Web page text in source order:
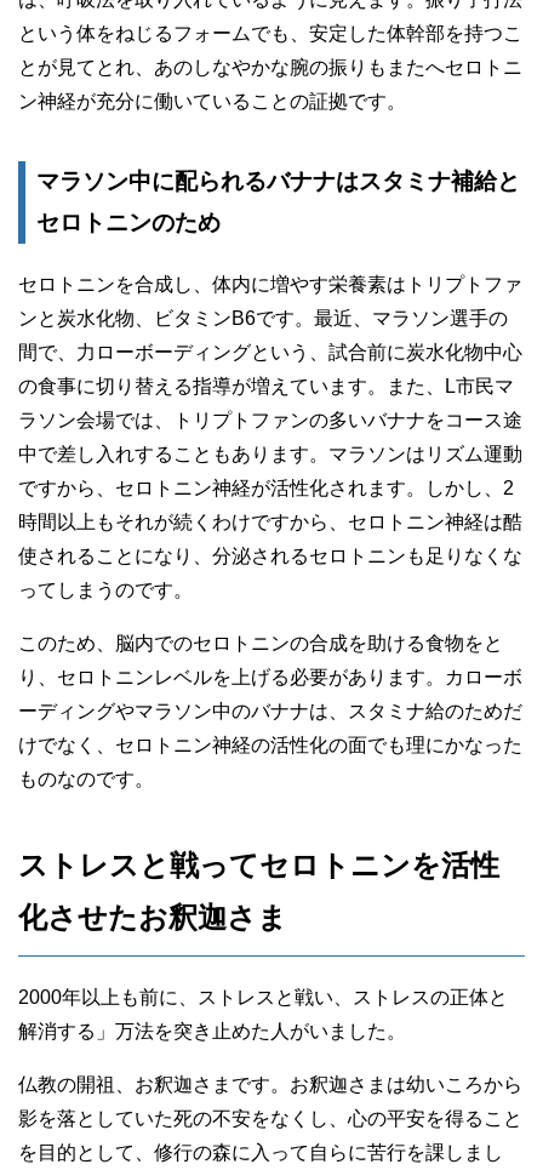
という体をねじるフォームでも、安定した体幹部を持つこ
とが見てとれ、あのしなやかな腕の振りもまたへセロトニ
ン神経が充分に働いていることの証拠です。
マラソン中に配られるバナナはスタミナ補給と
セロトニンのため
セロトニンを合成し、体内に増やす栄養素はトリプトファ
ンと炭水化物、ビタミンB6です。最近、マラソン選手の
間で、力ローボーディングという、試合前に炭水化物中心
の食事に切り替える指導が増えています。また、L市民マ
ラソン会場では、トリプトファンの多いバナナをコース途
中で差し入れすることもあります。マラソンはリズム運動
ですから、セロトニン神経が活性化されます。しかし、2
時間以上もそれが続くわけですから、セロトニン神経は酷
使されることになり、分泌されるセロトニンも足りなくな
ってしまうのです。
このため、脳内でのセロトニンの合成を助ける食物をと
り、セロトニンレベルを上げる必要があります。カローボ
ーディングやマラソン中のバナナは、スタミナ給のためだ
けでなく、セロトニン神経の活性化の面でも理にかなった
ものなのです。
ストレスと戦ってセロトニンを活性
化させたお釈迦さま
2000年以上も前に、ストレスと戦い、ストレスの正体と
解消する」万法を突き止めた人がいました。
仏教の開祖、お釈迦さまです。お釈迦さまは幼いころから
影を落としていた死の不安をなくし、心の平安を得ること
を目的として、修行の森に入って自らに苦行を課しまし